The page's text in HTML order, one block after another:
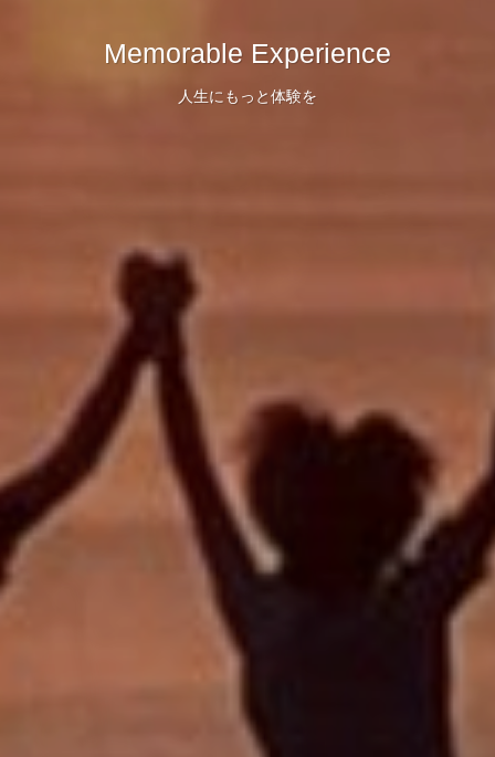
Memorable Experience
人生にもっと体験を
Memorable Experience
人生にもっと体験を
Memorable Experience
人生にもっと体験を